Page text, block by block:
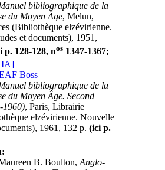
bibliographique de la
du Moyen Âge, Melun,
(Bibliothèque elzévirienne.
et documents), 1951,
p. 128-128, nos 1347-1367;
Boss
bibliographique de la
du Moyen Âge. Second
1960), Paris, Librairie
elzévirienne. Nouvelle
1961, 132 p. (ici p.
B. Boulton, Anglo-